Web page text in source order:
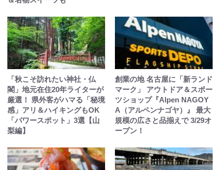
「秋こそ訪れたい神社・仏
閣」地元在住20年ライターが
厳選！ 県外客がハマる「秘境
感」アリ＆ハイキングもOK
「パワースポット」3選【山
梨編】
創業の地 名古屋に「新ランド
マーク」 アウトドア＆スポー
ツショップ『Alpen NAGOY
A（アルペンナゴヤ）』 最大
規模の広さと品揃えで 3/29オ
ープン！